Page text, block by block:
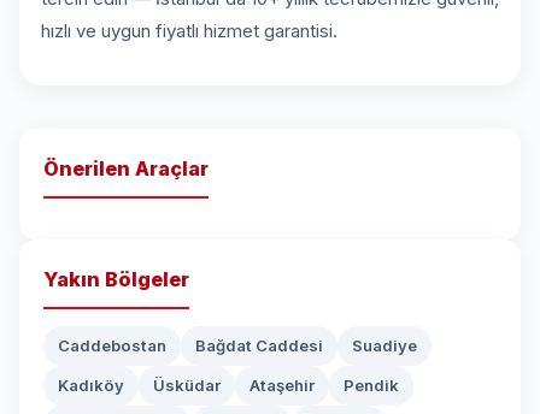
hızlı ve uygun fiyatlı hizmet garantisi.
Önerilen Araçlar
Yakın Bölgeler
Caddebostan Bağdat Caddesi Suadiye
Kadıköy Üsküdar Ataşehir Pendik